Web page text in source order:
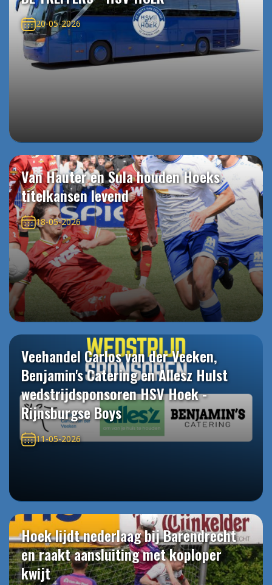
20-05-2026
Van Hauter en Sula houden Hoeks
titelkansen levend
18-05-2026
Veehandel Carlos van der Veeken,
Benjamin's Catering en Allesz Hulst
wedstrijdsponsoren HSV Hoek -
Rijnsburgse Boys
11-05-2026
Hoek lijdt nederlaag bij Barendrecht
en raakt aansluiting met koploper
kwijt